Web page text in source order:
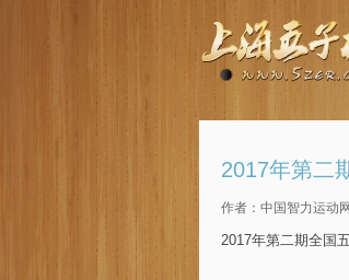
2017年第二
作者：中国智力运动网
2017年第二期全国